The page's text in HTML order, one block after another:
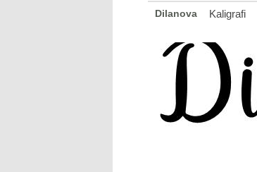
Dilanova Kaligrafi